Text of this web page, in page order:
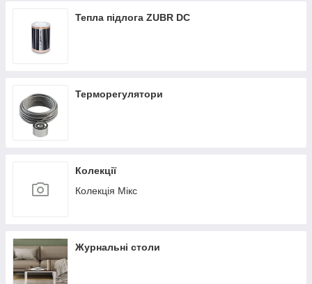
Тепла підлога ZUBR DC
Терморегулятори
Колекції
Колекція Мікс
Журнальні столи